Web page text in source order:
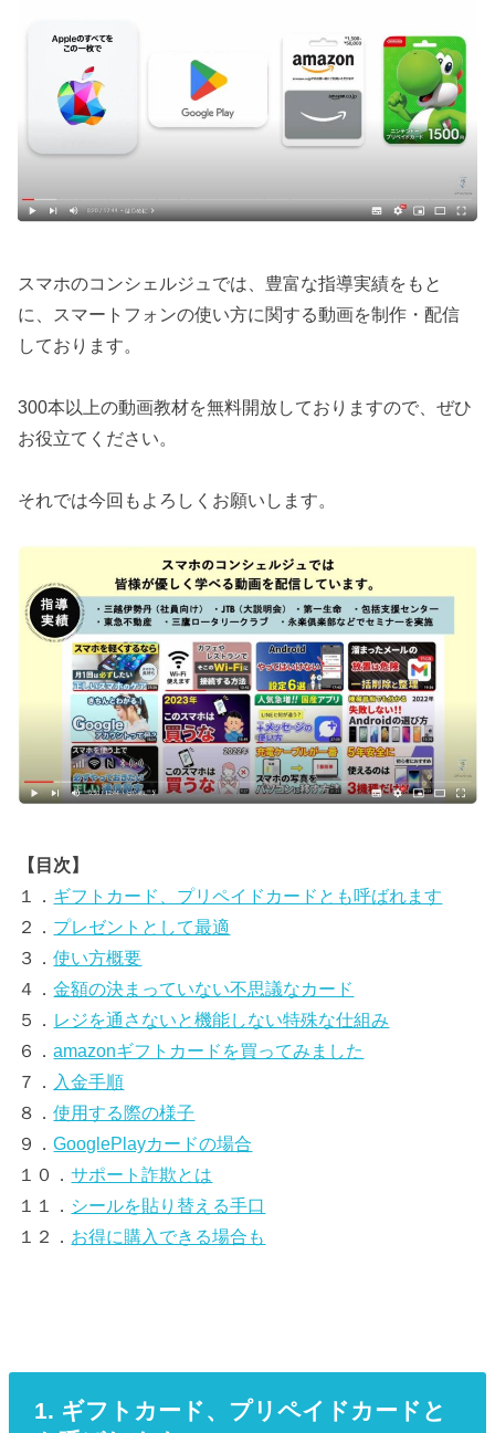
スマホのコンシェルジュでは、豊富な指導実績をもと
に、スマートフォンの使い方に関する動画を制作・配信
しております。
300本以上の動画教材を無料開放しておりますので、ぜひ
お役立てください。
それでは今回もよろしくお願いします。
【目次】
１． ギフトカード、プリペイドカードとも呼ばれます
２． プレゼントとして最適
３．使い方概要
４．金額の決まっていない不思議なカード
５． レジを通さないと機能しない特殊な仕組み
６．amazonギフトカードを買ってみました
７． 入金手順
８．使用する際の様子
９．GooglePlayカードの場合
１０．サポート詐欺とは
１１． シールを貼り替える手口
１２． お得に購入できる場合も
1. ギフトカード、プリペイドカードと